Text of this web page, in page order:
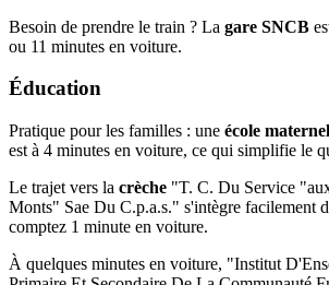
Besoin de prendre le train ? La gare SNCB
ou 11 minutes en voiture.
Éducation
Pratique pour les familles : une école
est à 4 minutes en voiture, ce qui simplifie le
Le trajet vers la crèche "T. C. Du Service
Monts" Sae Du C.p.a.s." s'intègre facilement
comptez 1 minute en voiture.
À quelques minutes en voiture, "Institut